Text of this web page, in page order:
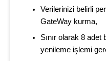
Verilerinizi belirli
GateWay kurma,
Sınır olarak 8
yenileme işlemi